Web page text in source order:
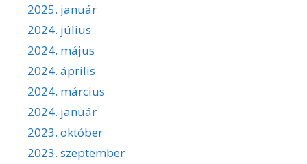
2025. január
2024. július
2024. május
2024. április
2024. március
2024. január
2023. október
2023. szeptember